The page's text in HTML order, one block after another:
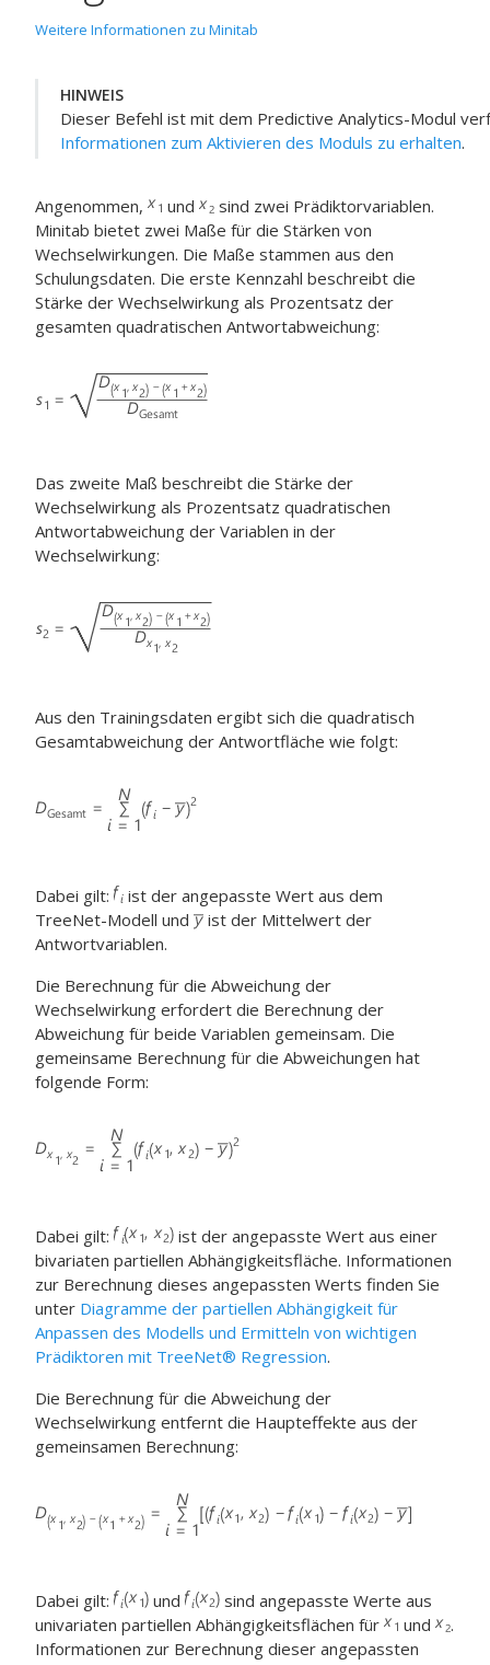
Weitere Informationen zu Minitab
HINWEIS
Dieser Befehl ist mit dem Predictive Analytics-Modul
Informationen zum Aktivieren des Moduls zu erhalten.
Angenommen, und
sind zwei Prädiktorvariablen.
Minitab bietet zwei Maße für die Stärken von
Wechselwirkungen. Die Maße stammen aus den
Schulungsdaten. Die erste Kennzahl beschreibt die
Stärke der Wechselwirkung als Prozentsatz der
gesamten quadratischen Antwortabweichung:
Das zweite Maß beschreibt die Stärke der
Wechselwirkung als Prozentsatz quadratischen
Antwortabweichung der Variablen in der
Wechselwirkung:
Aus den Trainingsdaten ergibt sich die quadratisch
Gesamtabweichung der Antwortfläche wie folgt:
Dabei gilt:
ist der angepasste Wert aus dem
TreeNet-Modell und
ist der Mittelwert der
Antwortvariablen.
Die Berechnung für die Abweichung der
Wechselwirkung erfordert die Berechnung der
Abweichung für beide Variablen gemeinsam. Die
gemeinsame Berechnung für die Abweichungen hat
folgende Form:
Dabei gilt:
ist der angepasste Wert aus einer
bivariaten partiellen Abhängigkeitsfläche. Informationen
zur Berechnung dieses angepassten Werts finden Sie
unter Diagramme der partiellen Abhängigkeit für
Anpassen des Modells und Ermitteln von wichtigen
Prädiktoren mit TreeNet® Regression.
Die Berechnung für die Abweichung der
Wechselwirkung entfernt die Haupteffekte aus der
gemeinsamen Berechnung:
Dabei gilt: und
sind angepasste Werte aus
univariaten partiellen Abhängigkeitsflächen für
und
.
Informationen zur Berechnung dieser angepassten